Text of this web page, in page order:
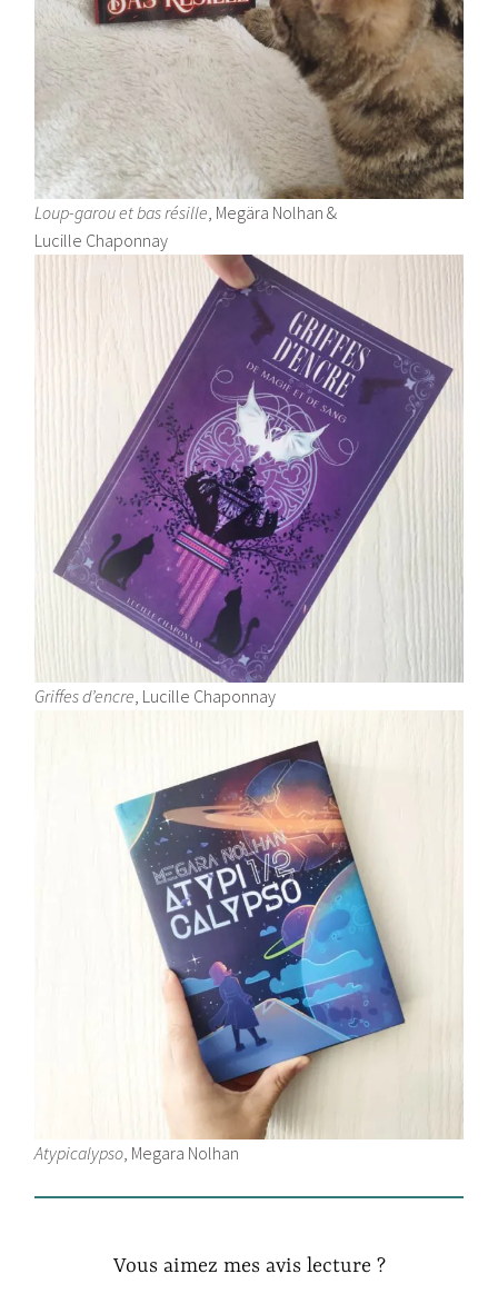
Loup-garou et bas résille , Megära Nolhan &
Lucille Chaponnay
Griffes d’encre, Lucille Chaponnay
Atypicalypso, Megara Nolhan
Vous aimez mes avis lecture ?